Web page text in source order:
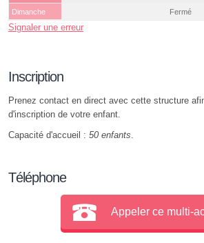
Dimanche
Fermé
Signaler une erreur
Inscription
Prenez contact en direct avec cette structure
d'inscription de votre enfant.
Capacité d'accueil : 50 enfants
Téléphone
Appeler ce multi-